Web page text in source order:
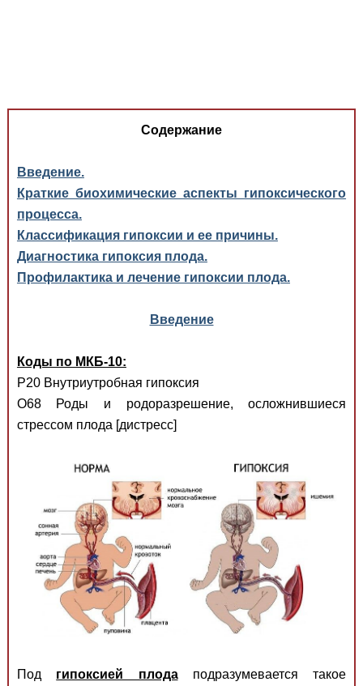
Содержание
Введение.
Краткие биохимические аспекты гипоксического
процесса.
Классификация гипоксии и ее причины.
Диагностика гипоксия плода.
Профилактика и лечение гипоксии плода.
Введение
Коды по МКБ-10:
Р20 Внутриутробная гипоксия
O68 Роды и родоразрешение, осложнившиеся
стрессом плода [дистресс]
Под гипоксией плодаподразумевается такое